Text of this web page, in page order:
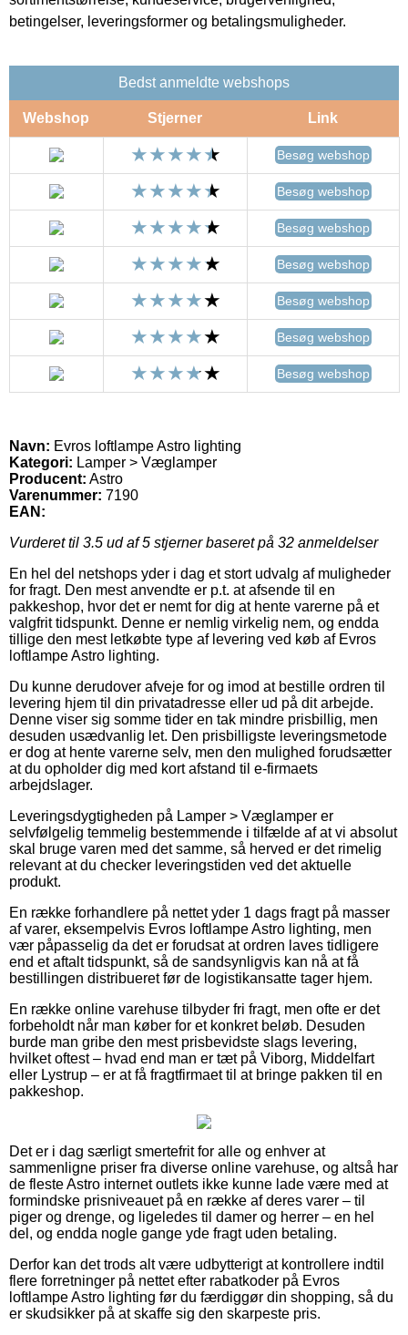
betingelser, leveringsformer og betalingsmuligheder.
Bedst anmeldte webshops
Webshop Stjerner Link
Besøg webshop
Besøg webshop
Besøg webshop
Besøg webshop
Besøg webshop
Besøg webshop
Besøg webshop
Navn: Evros loftlampe Astro lighting
Kategori: Lamper > Væglamper
Producent: Astro
Varenummer: 7190
EAN:
Vurderet til 3.5 ud af 5 stjerner baseret på 32 anmeldelser
En hel del netshops yder i dag et stort udvalg af muligheder
for fragt. Den mest anvendte er p.t. at afsende til en
pakkeshop, hvor det er nemt for dig at hente varerne på et
valgfrit tidspunkt. Denne er nemlig virkelig nem, og endda
tillige den mest letkøbte type af levering ved køb af Evros
loftlampe Astro lighting.
Du kunne derudover afveje for og imod at bestille ordren til
levering hjem til din privatadresse eller ud på dit arbejde.
Denne viser sig somme tider en tak mindre prisbillig, men
desuden usædvanlig let. Den prisbilligste leveringsmetode
er dog at hente varerne selv, men den mulighed forudsætter
at du opholder dig med kort afstand til e-firmaets
arbejdslager.
Leveringsdygtigheden på Lamper > Væglamper er
selvfølgelig temmelig bestemmende i tilfælde af at vi absolut
skal bruge varen med det samme, så herved er det rimelig
relevant at du checker leveringstiden ved det aktuelle
produkt.
En række forhandlere på nettet yder 1 dags fragt på masser
af varer, eksempelvis Evros loftlampe Astro lighting, men
vær påpasselig da det er forudsat at ordren laves tidligere
end et aftalt tidspunkt, så de sandsynligvis kan nå at få
bestillingen distribueret før de logistikansatte tager hjem.
En række online varehuse tilbyder fri fragt, men ofte er det
forbeholdt når man køber for et konkret beløb. Desuden
burde man gribe den mest prisbevidste slags levering,
hvilket oftest – hvad end man er tæt på Viborg, Middelfart
eller Lystrup – er at få fragtfirmaet til at bringe pakken til en
pakkeshop.
Det er i dag særligt smertefrit for alle og enhver at
sammenligne priser fra diverse online varehuse, og altså har
de fleste Astro internet outlets ikke kunne lade være med at
formindske prisniveauet på en række af deres varer – til
piger og drenge, og ligeledes til damer og herrer – en hel
del, og endda nogle gange yde fragt uden betaling.
Derfor kan det trods alt være udbytterigt at kontrollere indtil
flere forretninger på nettet efter rabatkoder på Evros
loftlampe Astro lighting før du færdiggør din shopping, så du
er skudsikker på at skaffe sig den skarpeste pris.